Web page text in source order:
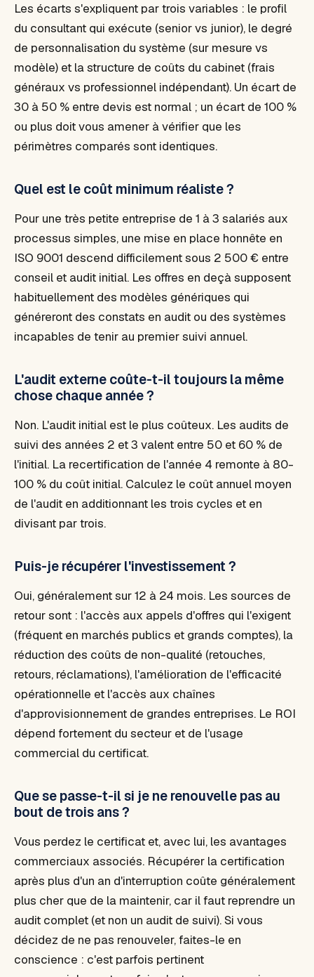
Les écarts s'expliquent par trois variables : le profil
du consultant qui exécute (senior vs junior), le degré
de personnalisation du système (sur mesure vs
modèle) et la structure de coûts du cabinet (frais
généraux vs professionnel indépendant). Un écart de
30 à 50 % entre devis est normal ; un écart de 100 %
ou plus doit vous amener à vérifier que les
périmètres comparés sont identiques.
Quel est le coût minimum réaliste ?
Pour une très petite entreprise de 1 à 3 salariés aux
processus simples, une mise en place honnête en
ISO 9001 descend difficilement sous 2 500 € entre
conseil et audit initial. Les offres en deçà supposent
habituellement des modèles génériques qui
généreront des constats en audit ou des systèmes
incapables de tenir au premier suivi annuel.
L'audit externe coûte-t-il toujours la même
chose chaque année ?
Non. L'audit initial est le plus coûteux. Les audits de
suivi des années 2 et 3 valent entre 50 et 60 % de
l'initial. La recertification de l'année 4 remonte à 80-
100 % du coût initial. Calculez le coût annuel moyen
de l'audit en additionnant les trois cycles et en
divisant par trois.
Puis-je récupérer l'investissement ?
Oui, généralement sur 12 à 24 mois. Les sources de
retour sont : l'accès aux appels d'offres qui l'exigent
(fréquent en marchés publics et grands comptes), la
réduction des coûts de non-qualité (retouches,
retours, réclamations), l'amélioration de l'efficacité
opérationnelle et l'accès aux chaînes
d'approvisionnement de grandes entreprises. Le ROI
dépend fortement du secteur et de l'usage
commercial du certificat.
Que se passe-t-il si je ne renouvelle pas au
bout de trois ans ?
Vous perdez le certificat et, avec lui, les avantages
commerciaux associés. Récupérer la certification
après plus d'un an d'interruption coûte généralement
plus cher que de la maintenir, car il faut reprendre un
audit complet (et non un audit de suivi). Si vous
décidez de ne pas renouveler, faites-le en
conscience : c'est parfois pertinent